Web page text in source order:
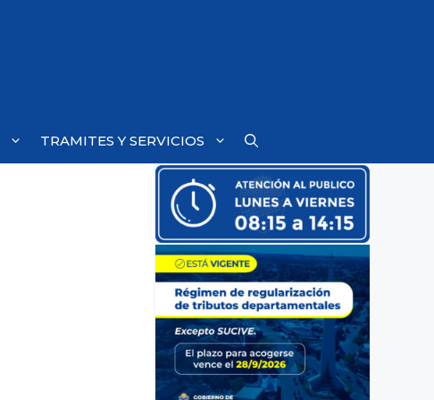
TRAMITES Y SERVICIOS